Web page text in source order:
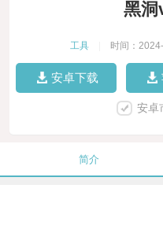
黑洞
工具 时间：
安卓下载
安卓
简介